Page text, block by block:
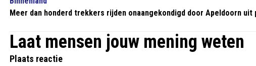
Meer dan honderd trekkers rijden onaangekondigd door Apeldoorn
Laat mensen jouw mening weten
Plaats reactie